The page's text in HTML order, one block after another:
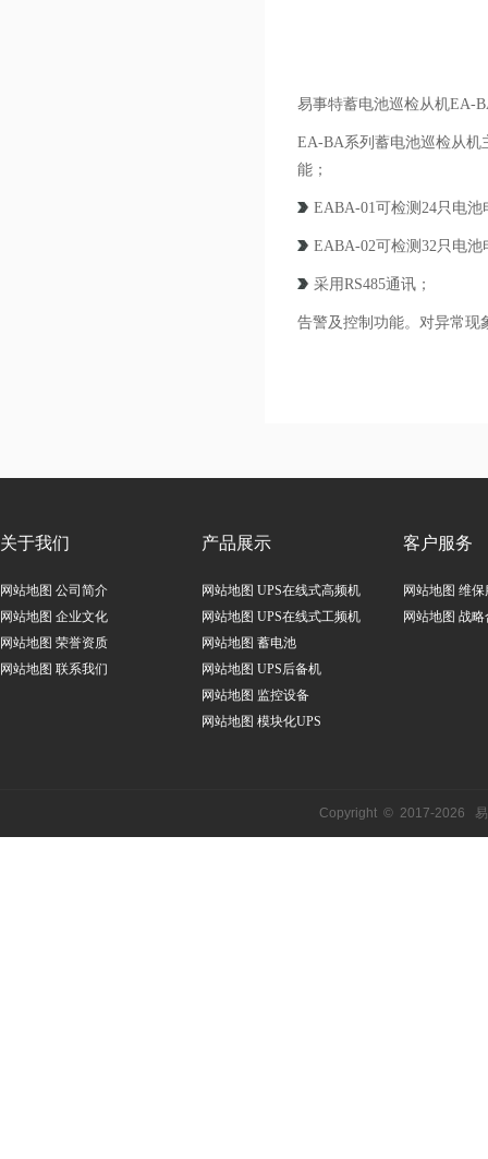
易事特蓄电池巡检从机EA-
EA-BA系列蓄电池巡检从机
能；
EABA-01可检测24只电
EABA-02可检测32只电
采用RS485通讯；
告警及控制功能。对异常现
关于我们
网站地图 公司简介
网站地图 企业文化
网站地图 荣誉资质
网站地图 联系我们
产品展示
网站地图 UPS在线式高频机
网站地图 UPS在线式工频机
网站地图 蓄电池
网站地图 UPS后备机
网站地图 监控设备
网站地图 模块化UPS
客户服务
网站地图 维保
网站地图 战略
Copyright © 2017-2026